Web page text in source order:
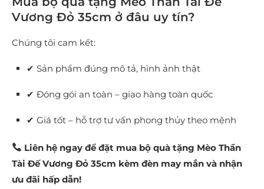
Vương Đỏ 35cm ở đâu uy tín?
Chúng tôi cam kết:
✔ Sản phẩm đúng mô tả, hình ảnh thật
✔ Đóng gói an toàn – giao hàng toàn quốc
✔ Giá tốt – hỗ trợ tư vấn phong thủy theo mệnh
Liên hệ ngay để đặt mua bộ quà tặng Mèo Thần
Tài Đế Vương Đỏ 35cm kèm đèn may mắn và nhận
ưu đãi hấp dẫn!